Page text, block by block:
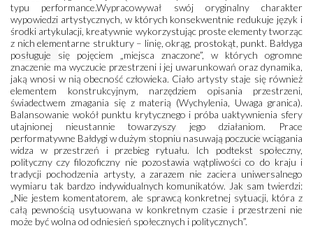
typu performance.Wypracowywał swój oryginalny charakter
wypowiedzi artystycznych, w których konsekwentnie redukuje język i
środki artykulacji, kreatywnie wykorzystując proste elementy tworząc
z nich elementarne struktury – linię, okrąg, prostokąt, punkt. Bałdyga
posługuje się pojęciem „miejsca znaczone”, w których ogromne
znaczenie ma wyczucie przestrzeni i jej uwarunkowań oraz dynamika,
jaką wnosi w nią obecność człowieka. Ciało artysty staje się również
elementem konstrukcyjnym, narzędziem opisania przestrzeni,
świadectwem zmagania się z materią (Wychylenia, Uwaga granica).
Balansowanie wokół punktu krytycznego i próba uaktywnienia sfery
utajnionej nieustannie towarzyszy jego działaniom. Prace
performatywne Bałdygi w dużym stopniu nasuwają poczucie wciągania
widza w przestrzeń i przebieg rytuału. Ich podtekst społeczny,
polityczny czy filozoficzny nie pozostawia wątpliwości co do kraju i
tradycji pochodzenia artysty, a zarazem nie zaciera uniwersalnego
wymiaru tak bardzo indywidualnych komunikatów. Jak sam twierdzi:
„Nie jestem komentatorem, ale sprawcą konkretnej sytuacji, która z
całą pewnością usytuowana w konkretnym czasie i przestrzeni nie
może być wolna od odniesień społecznych i politycznych”.